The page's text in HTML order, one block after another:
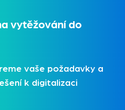
vytěžování do
vaše požadavky a
k digitalizaci